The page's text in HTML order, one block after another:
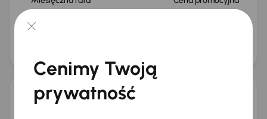
od 545 zł 87 500 zł
Najniższa cena z 30 dni przed
Volvo XC90
Cenimy Twoją
prywatność